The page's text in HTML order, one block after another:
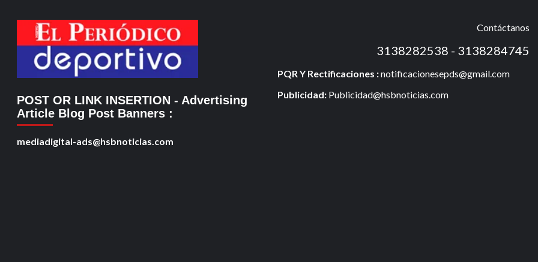
POST OR LINK INSERTION - Advertising
Article Blog Post Banners :
mediadigital-ads@hsbnoticias.com
Contáctanos
3138282538 - 3138284745
PQR Y Rectificaciones :notificacionesepds@gmail.com
Publicidad: Publicidad@hsbnoticias.com